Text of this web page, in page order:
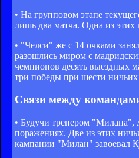
• На групповом этапе
лишь два матча. Одна из
• "Челси" же с 14 очками
разошлись миром с
чемпионов десять выездных
три победы при шести
Связи между
• Будучи тренером "Милана",
поражениях. Две из этих
кампании "Милан" завоевал